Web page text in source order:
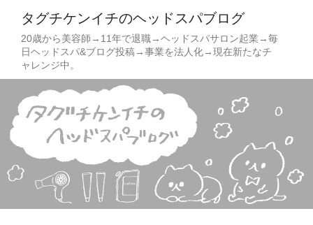
タグチケンイチのヘッドスパブログ
20歳から美容師→11年で退職→ヘッドスパサロン起業→毎
日ヘッドスパ&ブログ投稿→事業を法人化→現在新たなチ
ャレンジ中。